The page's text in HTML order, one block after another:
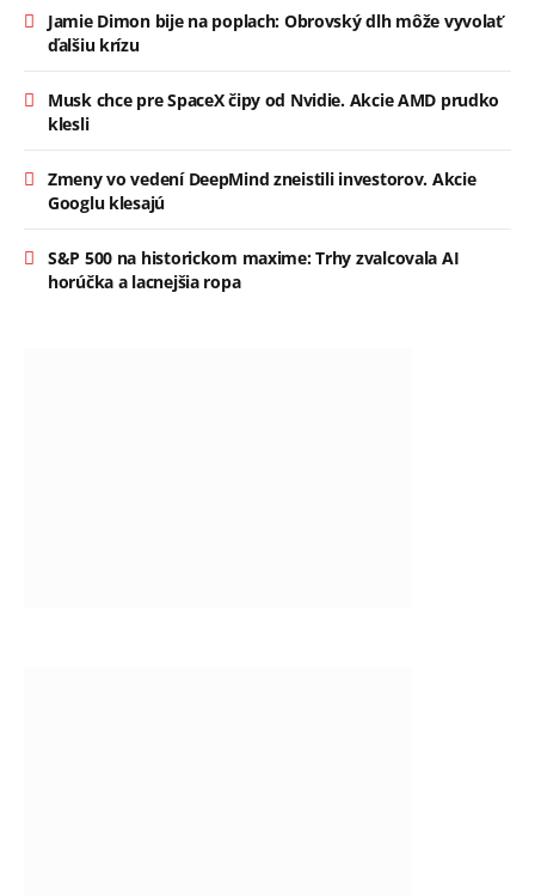
Jamie Dimon bije na poplach: Obrovský dlh môže vyvolať
ďalšiu krízu
Musk chce pre SpaceX čipy od Nvidie. Akcie AMD prudko
klesli
Zmeny vo vedení DeepMind zneistili investorov. Akcie
Googlu klesajú
S&P 500 na historickom maxime: Trhy zvalcovala AI
horúčka a lacnejšia ropa